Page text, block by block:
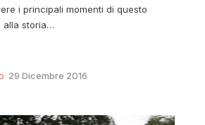
i principali momenti di questo
alla storia…
29 Dicembre 2016